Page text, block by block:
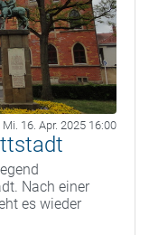
Mi. 16. Apr. 2025 16:00
Nach einer
es wieder